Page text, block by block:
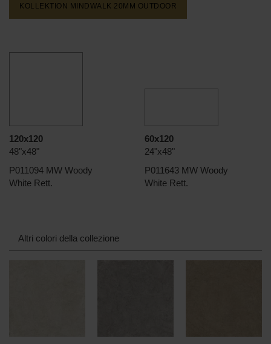
KOLLEKTION MINDWALK 20MM OUTDOOR
120x120
48"x48"
P011094 MW Woody
White Rett.
60x120
24"x48"
P011643 MW Woody
White Rett.
Altri colori della collezione